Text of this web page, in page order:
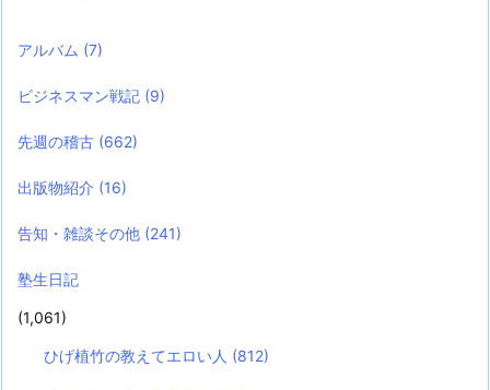
アルバム (7)
ビジネスマン戦記 (9)
先週の稽古 (662)
出版物紹介 (16)
告知・雑談その他 (241)
塾生日記
(1,061)
ひげ植竹の教えてエロい人 (812)